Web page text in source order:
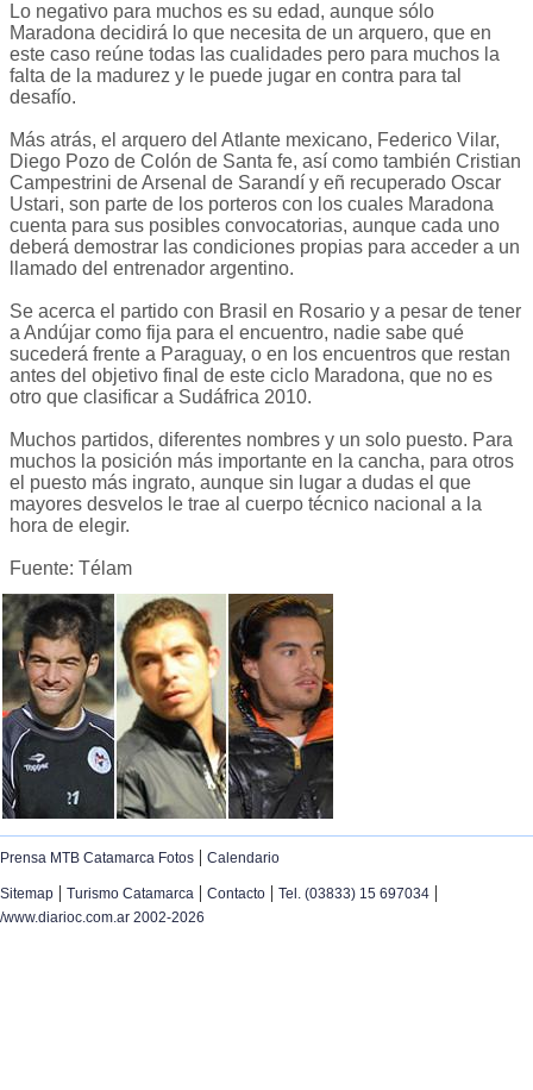
Lo negativo para muchos es su edad, aunque sólo
Maradona decidirá lo que necesita de un arquero, que en
este caso reúne todas las cualidades pero para muchos la
falta de la madurez y le puede jugar en contra para tal
desafío.
Más atrás, el arquero del Atlante mexicano, Federico Vilar,
Diego Pozo de Colón de Santa fe, así como también Cristian
Campestrini de Arsenal de Sarandí y eñ recuperado Oscar
Ustari, son parte de los porteros con los cuales Maradona
cuenta para sus posibles convocatorias, aunque cada uno
deberá demostrar las condiciones propias para acceder a un
llamado del entrenador argentino.
Se acerca el partido con Brasil en Rosario y a pesar de tener
a Andújar como fija para el encuentro, nadie sabe qué
sucederá frente a Paraguay, o en los encuentros que restan
antes del objetivo final de este ciclo Maradona, que no es
otro que clasificar a Sudáfrica 2010.
Muchos partidos, diferentes nombres y un solo puesto. Para
muchos la posición más importante en la cancha, para otros
el puesto más ingrato, aunque sin lugar a dudas el que
mayores desvelos le trae al cuerpo técnico nacional a la
hora de elegir.
Fuente: Télam
Prensa MTB Catamarca Fotos | Calendario
Sitemap | Turismo Catamarca | Contacto | Tel. (03833) 15 697034 |
/www.diarioc.com.ar 2002-2026